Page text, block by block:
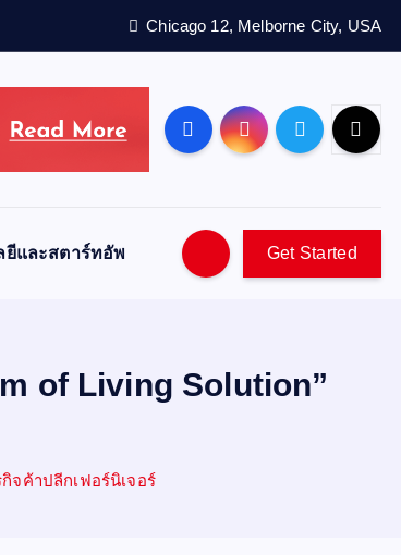
Chicago 12, Melborne City, USA
ยีและสตาร์ทอัพ Get Started
of Living Solution”
กิจค้าปลีกเฟอร์นิเจอร์